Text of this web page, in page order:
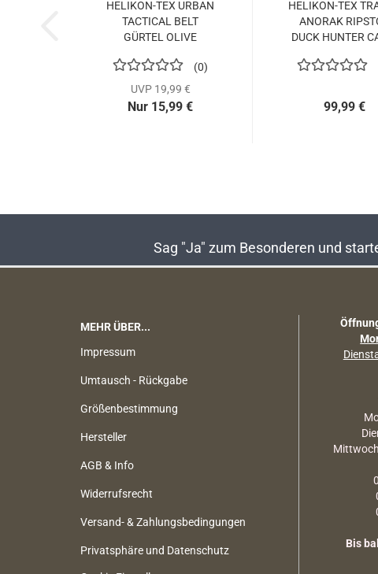
HELIKON-TEX URBAN
TACTICAL BELT
GÜRTEL OLIVE
0
UVP 19,99 €
Nur 15,99 €
HELIKON-TEX
ANORAK
DUCK HUNTER
99,99 €
Sag "Ja" zum Besonderen und
MEHR ÜBER...
Impressum
Umtausch - Rückgabe
Größenbestimmung
Hersteller
AGB & Info
Widerrufsrecht
Versand- & Zahlungsbedingungen
Privatsphäre und Datenschutz
Bis